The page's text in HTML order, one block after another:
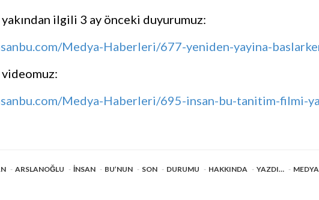
ilgili 3 ay önceki duyurumuz:
Medya-Haberleri/677-yeniden-yayina-
videomuz:
Medya-Haberleri/695-insan-bu-tanitim-filmi-
ARSLANOĞLU İNSAN BU’NUN SON DURUMU HAKKINDA YAZDI… MEDYA